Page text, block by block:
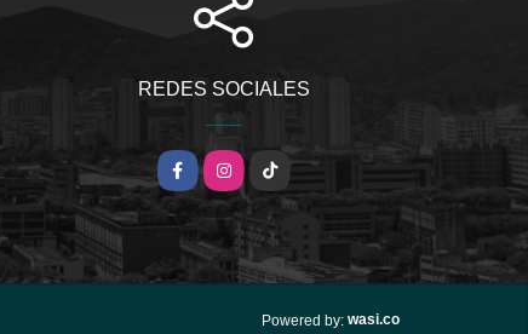
REDES SOCIALES
FacebookInstagramTikTok
Powered by: wasi.co